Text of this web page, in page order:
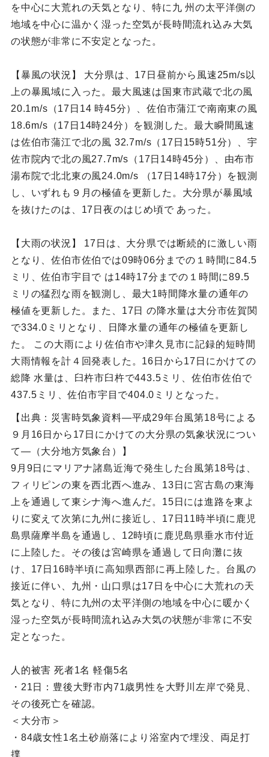
を中心に大荒れの天気となり、特に九 州の太平洋側の
地域を中心に温かく湿った空気が長時間流れ込み大気
の状態が非常に不安定となった。
【暴風の状況】 大分県は、17日昼前から風速25m/s以
上の暴風域に入った。最大風速は国東市武蔵で北の風
20.1m/s（17日14 時45分）、佐伯市蒲江で南南東の風
18.6m/s（17日14時24分）を観測した。最大瞬間風速
は佐伯市蒲江で北の風 32.7m/s（17日15時51分）、宇
佐市院内で北の風27.7m/s（17日14時45分）、由布市
湯布院で北北東の風24.0m/s （17日14時17分）を観測
し、いずれも９月の極値を更新した。大分県が暴風域
を抜けたのは、17日夜のはじめ頃で あった。
【大雨の状況】 17日は、大分県では断続的に激しい雨
となり、佐伯市佐伯では09時06分までの１時間に84.5
ミリ、佐伯市宇目で は14時17分までの１時間に89.5
ミリの猛烈な雨を観測し、最大1時間降水量の通年の
極値を更新した。また、17日 の降水量は大分市佐賀関
で334.0ミリとなり、日降水量の通年の極値を更新し
た。 この大雨により佐伯市や津久見市に記録的短時間
大雨情報を計４回発表した。16日から17日にかけての
総降 水量は、臼杵市臼杵で443.5ミリ、佐伯市佐伯で
437.5ミリ、佐伯市宇目で404.0ミリとなった。
【出典：災害時気象資料―平成29年台風第18号による
９月16日から17日にかけての大分県の気象状況につい
て―（大分地方気象台）】
9月9日にマリアナ諸島近海で発生した台風第18号は、
フィリピンの東を西北西へ進み、13日に宮古島の東海
上を通過して東シナ海へ進んだ。15日には進路を東よ
りに変えて次第に九州に接近し、17日11時半頃に鹿児
島県薩摩半島を通過し、12時頃に鹿児島県垂水市付近
に上陸した。その後は宮崎県を通過して日向灘に抜
け、17日16時半頃に高知県西部に再上陸した。台風の
接近に伴い、九州・山口県は17日を中心に大荒れの天
気となり、特に九州の太平洋側の地域を中心に暖かく
湿った空気が長時間流れ込み大気の状態が非常に不安
定となった。
人的被害 死者1名 軽傷5名
・21日：豊後大野市内71歳男性を大野川左岸で発見、
その後死亡を確認。
＜大分市＞
・84歳女性1名土砂崩落により浴室内で埋没、両足打
撲